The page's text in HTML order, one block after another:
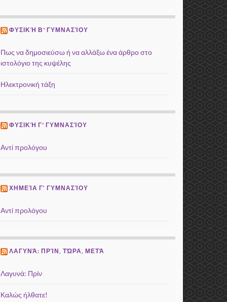
ΦΥΣΙΚΉ Β' ΓΥΜΝΑΣΊΟΥ
Πως να δημοσιεύσω ή να αλλάξω ένα άρθρο στο
ιστολόγιο της κυψέλης
Ηλεκτρονική τάξη
ΦΥΣΙΚΉ Γ' ΓΥΜΝΑΣΊΟΥ
Αντί προλόγου
ΧΗΜΕΊΑ Γ’ ΓΥΜΝΑΣΊΟΥ
Αντί προλόγου
ΛΑΓΥΝΆ: ΠΡΊΝ, ΤΏΡΑ, ΜΕΤΆ
Λαγυνά: Πρίν
Καλώς ήλθατε!